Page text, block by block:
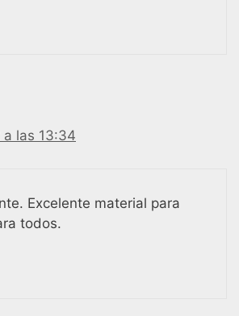
las 13:34
Excelente material para
todos.